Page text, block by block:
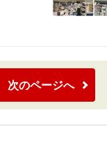
次のページへ